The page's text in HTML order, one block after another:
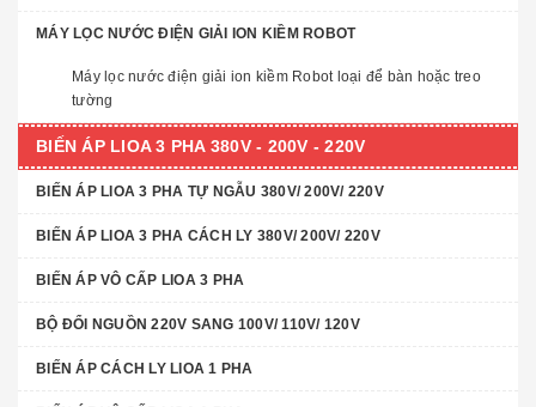
MÁY LỌC NƯỚC ĐIỆN GIẢI ION KIỀM ROBOT
Máy lọc nước điện giải ion kiềm Robot loại để bàn hoặc treo
tường
BIẾN ÁP LIOA 3 PHA 380V - 200V - 220V
BIẾN ÁP LIOA 3 PHA TỰ NGẪU 380V/ 200V/ 220V
BIẾN ÁP LIOA 3 PHA CÁCH LY 380V/ 200V/ 220V
BIẾN ÁP VÔ CẤP LIOA 3 PHA
BỘ ĐỔI NGUỒN 220V SANG 100V/ 110V/ 120V
BIẾN ÁP CÁCH LY LIOA 1 PHA